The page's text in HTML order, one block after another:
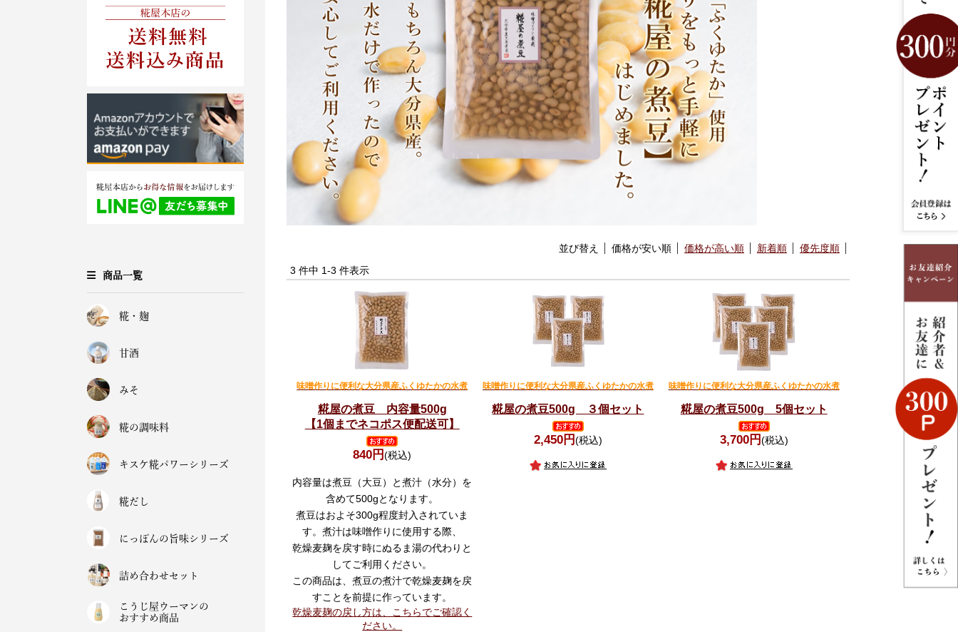
商品一覧
糀・麹
甘酒
みそ
糀の調味料
キスケ糀パワーシリーズ
糀だし
にっぽんの旨味シリーズ
詰め合わせセット
こうじ屋ウーマンの
おすすめ商品
並び替え 価格が安い順 価格が高い順 新着順
優先度順
3 件中 1-3 件表示
味噌作りに便利な大分県産ふくゆたかの水煮
糀屋の煮豆 内容量500g
【1個までネコポス便配送可】
840円(税込)
内容量は煮豆（大豆）と煮汁（水分）を
含めて500gとなります。
煮豆はおよそ300g程度封入されていま
す。煮汁は味噌作りに使用する際、
乾燥麦麹を戻す時にぬるま湯の代わりと
してご利用ください。
この商品は、煮豆の煮汁で乾燥麦麹を戻
すことを前提に作っています。
乾燥麦麹の戻し方は、こちらでご確認く
ださい。
味噌作りに便利な大分県産ふくゆたかの水煮
糀屋の煮豆500g ３個セット
2,450円(税込)
味噌作りに便利な大分県産ふくゆたかの水煮
糀屋の煮豆500g 5個セット
3,700円(税込)